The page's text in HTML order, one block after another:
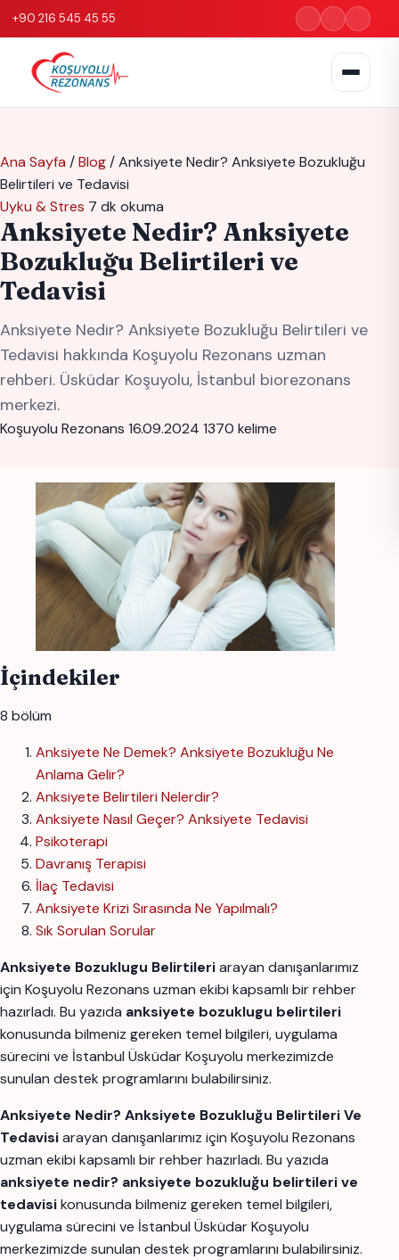
+90 216 545 45 55
Ana Sayfa /Blog/Anksiyete Nedir? Anksiyete Bozukluğu
Belirtileri ve Tedavisi
Uyku & Stres 7 dk okuma
Anksiyete Nedir? Anksiyete
Bozukluğu Belirtileri ve
Tedavisi
Anksiyete Nedir? Anksiyete Bozukluğu Belirtileri ve
Tedavisi hakkında Koşuyolu Rezonans uzman
rehberi. Üsküdar Koşuyolu, İstanbul biorezonans
merkezi.
Koşuyolu Rezonans 16.09.2024 1370 kelime
İçindekiler
8 bölüm
Anksiyete Ne Demek? Anksiyete Bozukluğu Ne
Anlama Gelir?
Anksiyete Belirtileri Nelerdir?
Anksiyete Nasıl Geçer? Anksiyete Tedavisi
Psikoterapi
Davranış Terapisi
İlaç Tedavisi
Anksiyete Krizi Sırasında Ne Yapılmalı?
Sık Sorulan Sorular
Anksiyete Bozuklugu Belirtileriarayan danışanlarımız
için Koşuyolu Rezonans uzman ekibi kapsamlı bir rehber
hazırladı. Bu yazıda anksiyete bozuklugu belirtileri
konusunda bilmeniz gereken temel bilgileri, uygulama
sürecini ve İstanbul Üsküdar Koşuyolu merkezimizde
sunulan destek programlarını bulabilirsiniz.
Anksiyete Nedir? Anksiyete Bozukluğu Belirtileri Ve
Tedavisiarayan danışanlarımız için Koşuyolu Rezonans
uzman ekibi kapsamlı bir rehber hazırladı. Bu yazıda
anksiyete nedir? anksiyete bozukluğu belirtileri ve
tedavisikonusunda bilmeniz gereken temel bilgileri,
uygulama sürecini ve İstanbul Üsküdar Koşuyolu
merkezimizde sunulan destek programlarını bulabilirsiniz.